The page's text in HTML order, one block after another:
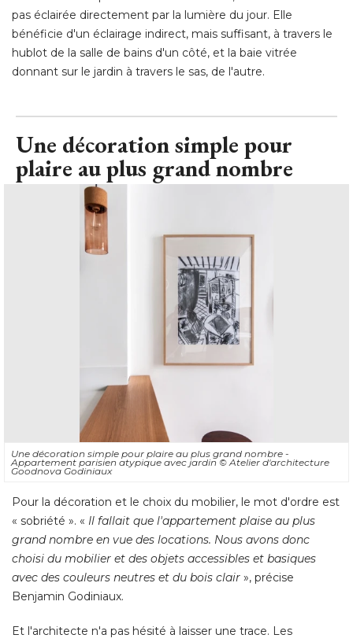
pas éclairée directement par la lumière du jour. Elle
bénéficie d'un éclairage indirect, mais suffisant, à travers le
hublot de la salle de bains d'un côté, et la baie vitrée
donnant sur le jardin à travers le sas, de l'autre.
Une décoration simple pour
plaire au plus grand nombre
Une décoration simple pour plaire au plus grand nombre -
Appartement parisien atypique avec jardin© Atelier d'architecture
Goodnova Godiniaux
Pour la décoration et le choix du mobilier, le mot d'ordre est
« sobriété ». « Il fallait que l'appartement plaise au plus
grand nombre en vue des locations. Nous avons donc
choisi du mobilier et des objets accessibles et basiques
avec des couleurs neutres et du bois clair », précise
Benjamin Godiniaux.
Et l'architecte n'a pas hésité à laisser une trace. Les